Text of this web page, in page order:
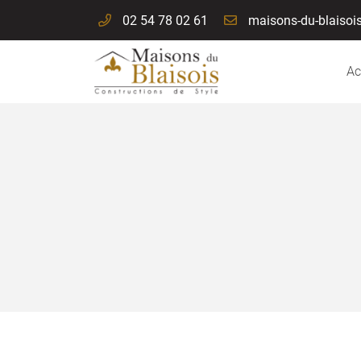
02 54 78 02 61
41260 La chaussé saint victor